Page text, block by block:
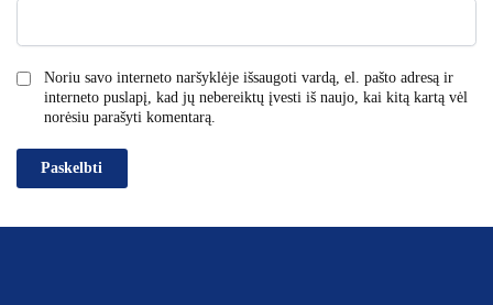
Noriu savo interneto naršyklėje išsaugoti vardą, el. pašto adresą ir
interneto puslapį, kad jų nebereiktų įvesti iš naujo, kai kitą kartą vėl
norėsiu parašyti komentarą.